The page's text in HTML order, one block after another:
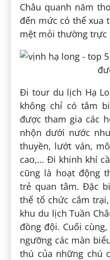
Châu quanh năm
đến mức có thể xua
mệt mỏi thường
Đi tour du lịch Hạ
không chỉ có tắm
được tham gia các
nhộn dưới nước
thuyền, lướt ván,
cao,… Đi khinh khí
cũng là hoạt động
trẻ quan tâm. Đặc
thể tổ chức cắm
khu du lịch Tuần
đồng đội. Cuối
ngưỡng các màn
thú của những chú